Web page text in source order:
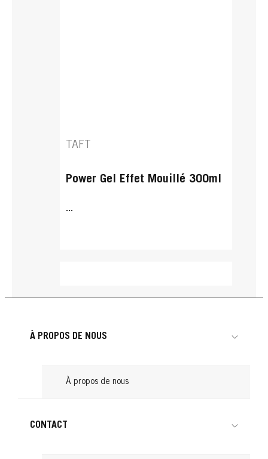
TAFT
Power Gel Effet Mouillé 300ml
...
À PROPOS DE NOUS
À propos de nous
CONTACT